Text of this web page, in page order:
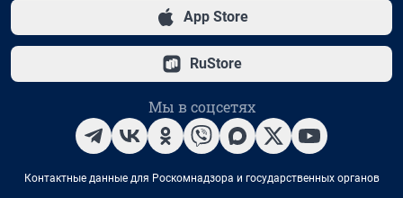
App Store
RuStore
Мы в соцсетях
Контактные данные для Роскомнадзора и государственных органов